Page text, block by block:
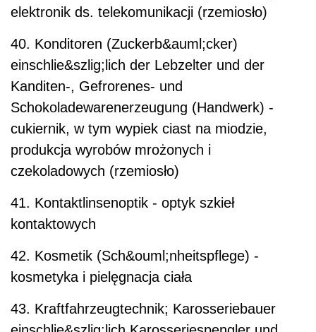
elektronik ds. telekomunikacji (rzemiosło)
40. Konditoren (Zuckerb&auml;cker)
einschlie&szlig;lich der Lebzelter und der
Kanditen-, Gefrorenes- und
Schokoladewarenerzeugung (Handwerk) -
cukiernik, w tym wypiek ciast na miodzie,
produkcja wyrobów mrożonych i
czekoladowych (rzemiosło)
41. Kontaktlinsenoptik - optyk szkieł
kontaktowych
42. Kosmetik (Sch&ouml;nheitspflege) -
kosmetyka i pielęgnacja ciała
43. Kraftfahrzeugtechnik; Karosseriebauer